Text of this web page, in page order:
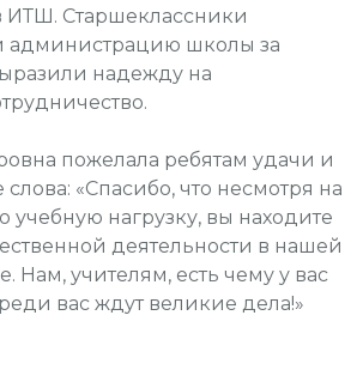
ИТШ. Старшеклассники
администрацию школы за
надежду на
пожелала ребятам удачи и
«Спасибо, что несмотря на
учебную нагрузку, вы находите
деятельности в нашей
Нам, учителям, есть чему у вас
вас ждут великие дела!»